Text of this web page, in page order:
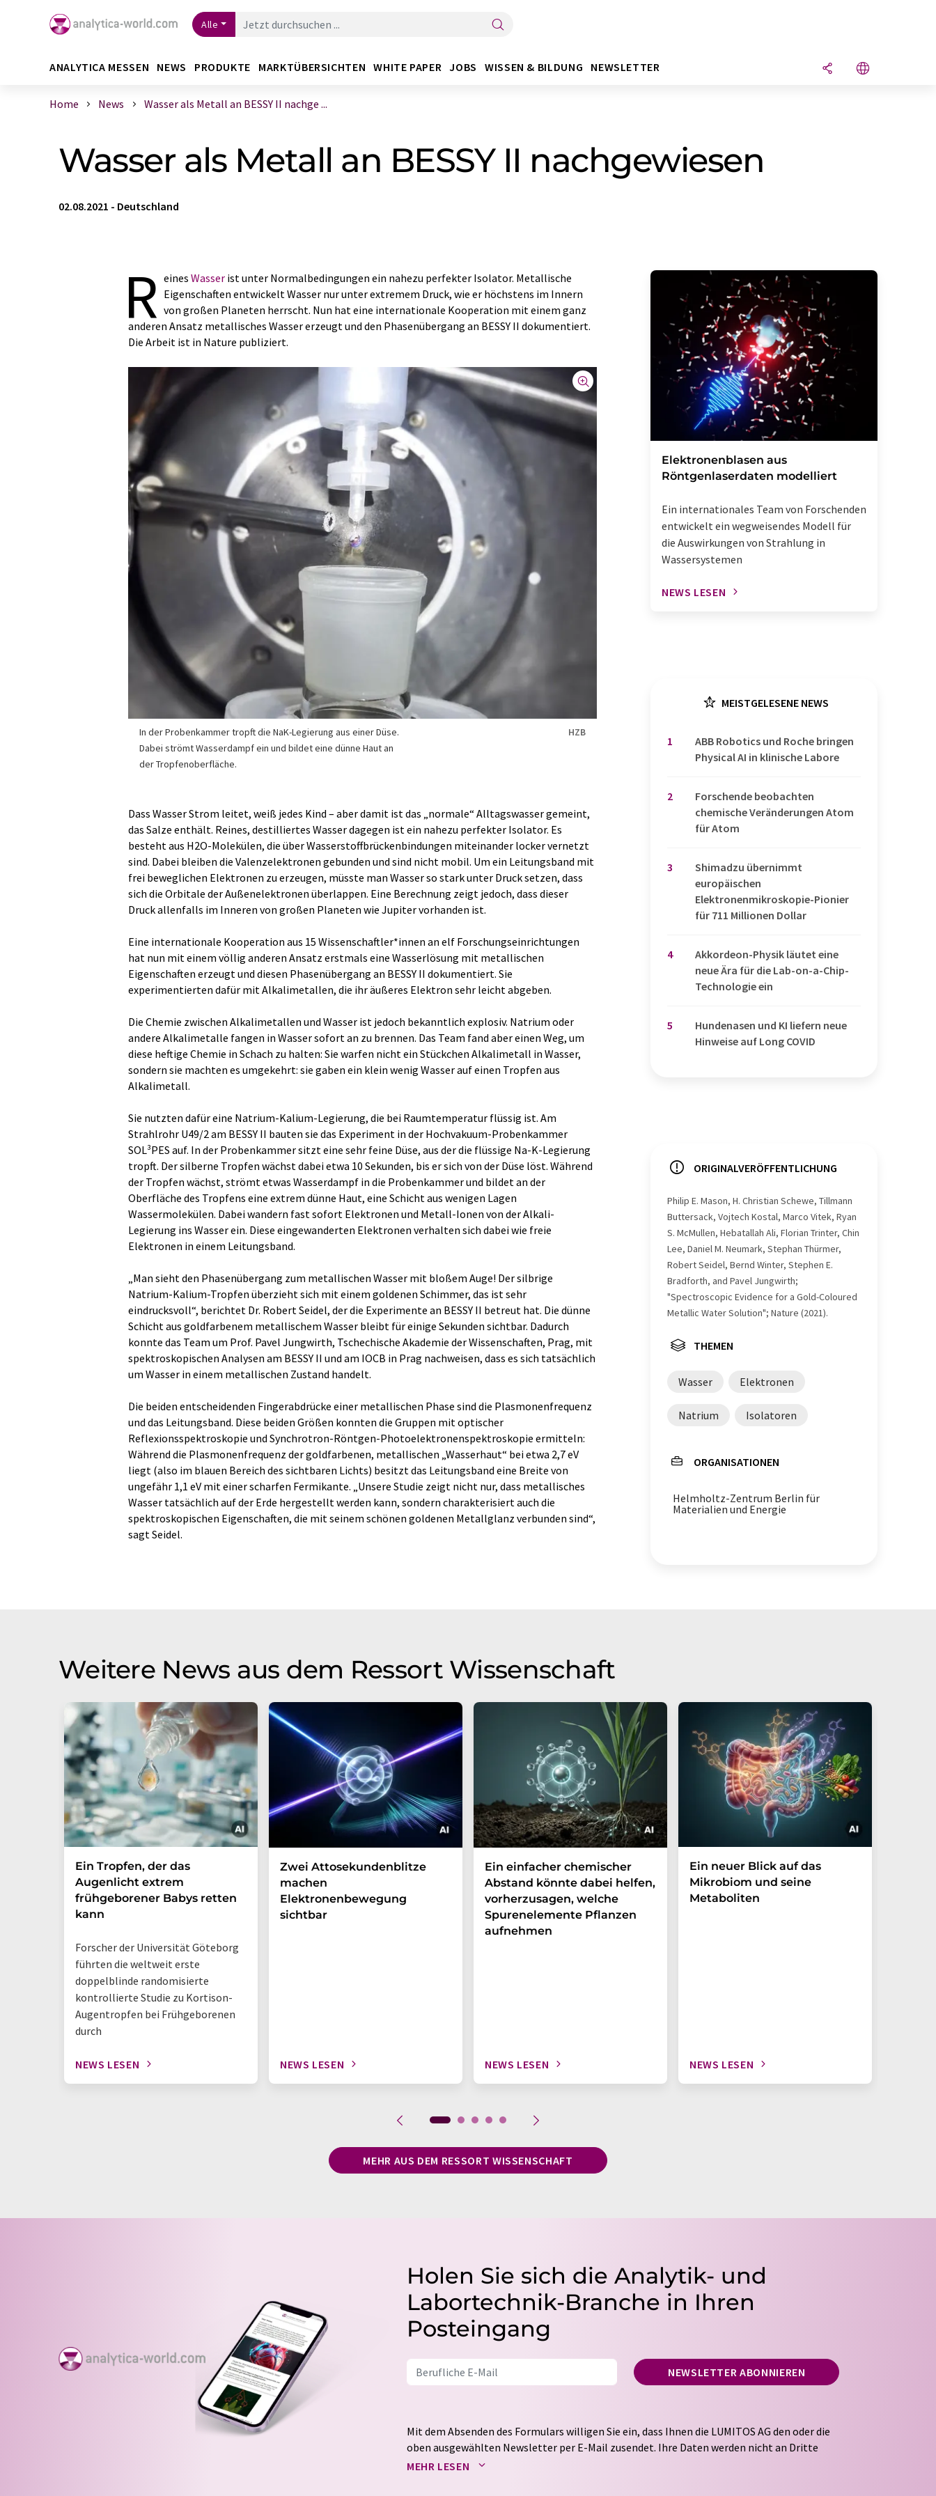
Alle
ANALYTICA MESSEN NEWS PRODUKTE MARKTÜBERSICHTEN WHITE PAPER JOBS WISSEN & BILDUNG NEWSLETTER
Home News Wasser als Metall an BESSY II nachge ...
Wasser als Metall an BESSY II nachgewiesen
02.08.2021 - Deutschland
R eines Wasser ist unter Normalbedingungen ein nahezu perfekter Isolator. Metallische
Eigenschaften entwickelt Wasser nur unter extremem Druck, wie er höchstens im Innern
von großen Planeten herrscht. Nun hat eine internationale Kooperation mit einem ganz
anderen Ansatz metallisches Wasser erzeugt und den Phasenübergang an BESSY II dokumentiert.
Die Arbeit ist in Nature publiziert.
In der Probenkammer tropft die NaK-Legierung aus einer Düse.
Dabei strömt Wasserdampf ein und bildet eine dünne Haut an
der Tropfenoberfläche.
HZB
Dass Wasser Strom leitet, weiß jedes Kind – aber damit ist das „normale“ Alltagswasser gemeint,
das Salze enthält. Reines, destilliertes Wasser dagegen ist ein nahezu perfekter Isolator. Es
besteht aus H2O-Molekülen, die über Wasserstoffbrückenbindungen miteinander locker vernetzt
sind. Dabei bleiben die Valenzelektronen gebunden und sind nicht mobil. Um ein Leitungsband mit
frei beweglichen Elektronen zu erzeugen, müsste man Wasser so stark unter Druck setzen, dass
sich die Orbitale der Außenelektronen überlappen. Eine Berechnung zeigt jedoch, dass dieser
Druck allenfalls im Inneren von großen Planeten wie Jupiter vorhanden ist.
Eine internationale Kooperation aus 15 Wissenschaftler*innen an elf Forschungseinrichtungen
hat nun mit einem völlig anderen Ansatz erstmals eine Wasserlösung mit metallischen
Eigenschaften erzeugt und diesen Phasenübergang an BESSY II dokumentiert. Sie
experimentierten dafür mit Alkalimetallen, die ihr äußeres Elektron sehr leicht abgeben.
Die Chemie zwischen Alkalimetallen und Wasser ist jedoch bekanntlich explosiv. Natrium oder
andere Alkalimetalle fangen in Wasser sofort an zu brennen. Das Team fand aber einen Weg, um
diese heftige Chemie in Schach zu halten: Sie warfen nicht ein Stückchen Alkalimetall in Wasser,
sondern sie machten es umgekehrt: sie gaben ein klein wenig Wasser auf einen Tropfen aus
Alkalimetall.
Sie nutzten dafür eine Natrium-Kalium-Legierung, die bei Raumtemperatur flüssig ist. Am
Strahlrohr U49/2 am BESSY II bauten sie das Experiment in der Hochvakuum-Probenkammer
SOL³PES auf. In der Probenkammer sitzt eine sehr feine Düse, aus der die flüssige Na-K-Legierung
tropft. Der silberne Tropfen wächst dabei etwa 10 Sekunden, bis er sich von der Düse löst. Während
der Tropfen wächst, strömt etwas Wasserdampf in die Probenkammer und bildet an der
Oberfläche des Tropfens eine extrem dünne Haut, eine Schicht aus wenigen Lagen
Wassermolekülen. Dabei wandern fast sofort Elektronen und Metall-Ionen von der Alkali-
Legierung ins Wasser ein. Diese eingewanderten Elektronen verhalten sich dabei wie freie
Elektronen in einem Leitungsband.
„Man sieht den Phasenübergang zum metallischen Wasser mit bloßem Auge! Der silbrige
Natrium-Kalium-Tropfen überzieht sich mit einem goldenen Schimmer, das ist sehr
eindrucksvoll“, berichtet Dr. Robert Seidel, der die Experimente an BESSY II betreut hat. Die dünne
Schicht aus goldfarbenem metallischem Wasser bleibt für einige Sekunden sichtbar. Dadurch
konnte das Team um Prof. Pavel Jungwirth, Tschechische Akademie der Wissenschaften, Prag, mit
spektroskopischen Analysen am BESSY II und am IOCB in Prag nachweisen, dass es sich tatsächlich
um Wasser in einem metallischen Zustand handelt.
Die beiden entscheidenden Fingerabdrücke einer metallischen Phase sind die Plasmonenfrequenz
und das Leitungsband. Diese beiden Größen konnten die Gruppen mit optischer
Reflexionsspektroskopie und Synchrotron-Röntgen-Photoelektronenspektroskopie ermitteln:
Während die Plasmonenfrequenz der goldfarbenen, metallischen „Wasserhaut“ bei etwa 2,7 eV
liegt (also im blauen Bereich des sichtbaren Lichts) besitzt das Leitungsband eine Breite von
ungefähr 1,1 eV mit einer scharfen Fermikante. „Unsere Studie zeigt nicht nur, dass metallisches
Wasser tatsächlich auf der Erde hergestellt werden kann, sondern charakterisiert auch die
spektroskopischen Eigenschaften, die mit seinem schönen goldenen Metallglanz verbunden sind“,
sagt Seidel.
Elektronenblasen aus
Röntgenlaserdaten modelliert
Ein internationales Team von Forschenden
entwickelt ein wegweisendes Modell für
die Auswirkungen von Strahlung in
Wassersystemen
NEWS LESEN
MEISTGELESENE NEWS
1
​​​​​​​ABB Robotics und Roche bringen
Physical AI in klinische Labore
2
Forschende beobachten
chemische Veränderungen Atom
für Atom
3
Shimadzu übernimmt
europäischen
Elektronenmikroskopie-Pionier
für 711 Millionen Dollar
4
Akkordeon-Physik läutet eine
neue Ära für die Lab-on-a-Chip-
Technologie ein
5
Hundenasen und KI liefern neue
Hinweise auf Long COVID
ORIGINALVERÖFFENTLICHUNG
Philip E. Mason, H. Christian Schewe, Tillmann
Buttersack, Vojtech Kostal, Marco Vitek, Ryan
S. McMullen, Hebatallah Ali, Florian Trinter, Chin
Lee, Daniel M. Neumark, Stephan Thürmer,
Robert Seidel, Bernd Winter, Stephen E.
Bradforth, and Pavel Jungwirth;
"Spectroscopic Evidence for a Gold-Coloured
Metallic Water Solution"; Nature (2021).
THEMEN
Wasser Elektronen
Natrium Isolatoren
ORGANISATIONEN
Helmholtz-Zentrum Berlin für
Materialien und Energie
Weitere News aus dem Ressort Wissenschaft
Ein Tropfen, der das
Augenlicht extrem
frühgeborener Babys retten
kann
Forscher der Universität Göteborg
führten die weltweit erste
doppelblinde randomisierte
kontrollierte Studie zu Kortison-
Augentropfen bei Frühgeborenen
durch
NEWS LESEN
Zwei Attosekundenblitze
machen
Elektronenbewegung
sichtbar
NEWS LESEN
Ein einfacher chemischer
Abstand könnte dabei helfen,
vorherzusagen, welche
Spurenelemente Pflanzen
aufnehmen
NEWS LESEN
Ein neuer Blick auf das
Mikrobiom und seine
Metaboliten
NEWS LESEN
MEHR AUS DEM RESSORT WISSENSCHAFT
Holen Sie sich die Analytik- und
Labortechnik-Branche in Ihren
Posteingang
NEWSLETTER ABONNIEREN
Mit dem Absenden des Formulars willigen Sie ein, dass Ihnen die LUMITOS AG den oder die
oben ausgewählten Newsletter per E-Mail zusendet. Ihre Daten werden nicht an Dritte
weitergegeben. Die Speicherung und Verarbeitung Ihrer Daten durch die LUMITOS AG erfolgt
MEHR LESEN